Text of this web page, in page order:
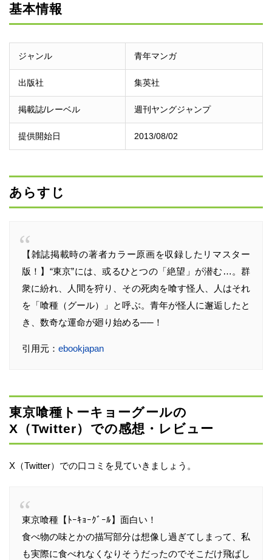
基本情報
ジャンル 青年マンガ
出版社 集英社
掲載誌/レーベル 週刊ヤングジャンプ
提供開始日 2013/08/02
あらすじ
【雑誌掲載時の著者カラー原画を収録したリマスター
版！】“東京”には、或るひとつの「絶望」が潜む…。群
衆に紛れ、人間を狩り、その死肉を喰す怪人、人はそれ
を「喰種（グール）」と呼ぶ。青年が怪人に邂逅したと
き、数奇な運命が廻り始める──！
引用元： ebookjapan
東京喰種トーキョーグールの
X（Twitter）での感想・レビュー
X（Twitter）での口コミを見ていきましょう。
東京喰種【ﾄｰｷｮｰｸﾞｰﾙ】面白い！
食べ物の味とかの描写部分は想像し過ぎてしまって、私
も実際に食べれなくなりそうだったのでそこだけ飛ばし